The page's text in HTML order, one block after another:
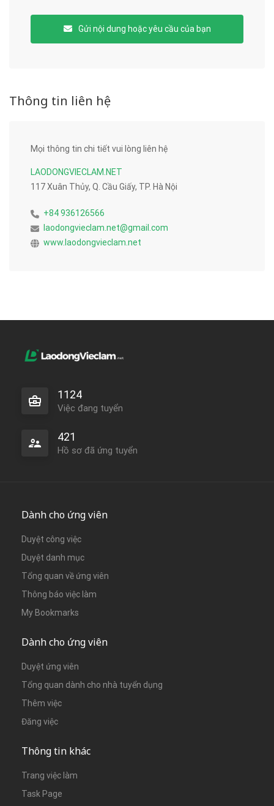
Gửi nội dung hoặc yêu cầu của bạn
Thông tin liên hệ
Mọi thông tin chi tiết vui lòng liên hệ
LAODONGVIECLAM.NET
117 Xuân Thủy, Q. Cầu Giấy, TP. Hà Nội
+84 936126566
laodongvieclam.net@gmail.com
www.laodongvieclam.net
1124
Việc đang tuyển
421
Hồ sơ đã ứng tuyển
Dành cho ứng viên
Duyệt công việc
Duyệt danh mục
Tổng quan về ứng viên
Thông báo việc làm
My Bookmarks
Dành cho ứng viên
Duyệt ứng viên
Tổng quan dành cho nhà tuyển dụng
Thêm việc
Đăng việc
Thông tin khác
Trang việc làm
Task Page